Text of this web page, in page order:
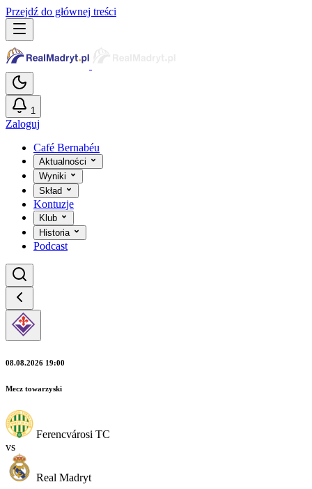
Przejdź do głównej treści
1
Zaloguj
Café Bernabéu
Aktualności
Wyniki
Skład
Kontuzje
Klub
Historia
Podcast
08.08.2026 19:00
Mecz towarzyski
Ferencvárosi TC
vs
Real Madryt